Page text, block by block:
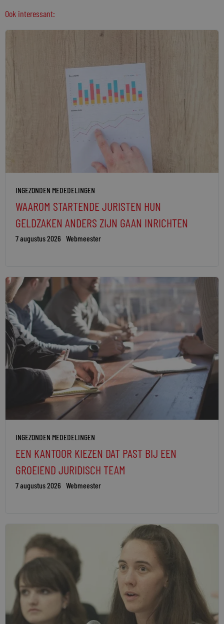
Ook interessant:
INGEZONDEN MEDEDELINGEN
WAAROM STARTENDE JURISTEN HUN
GELDZAKEN ANDERS ZIJN GAAN INRICHTEN
7 augustus 2026 Webmeester
INGEZONDEN MEDEDELINGEN
EEN KANTOOR KIEZEN DAT PAST BIJ EEN
GROEIEND JURIDISCH TEAM
7 augustus 2026 Webmeester